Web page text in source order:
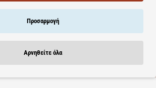
Bestsellers Είδατε Πρόσφατα
Προσαρμογή
Αρνηθείτε όλα